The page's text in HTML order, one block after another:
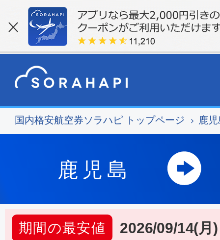
国内格安航空券ソラハピ トップページ 鹿
鹿児島
期間の最安値 2026/09/14(月)